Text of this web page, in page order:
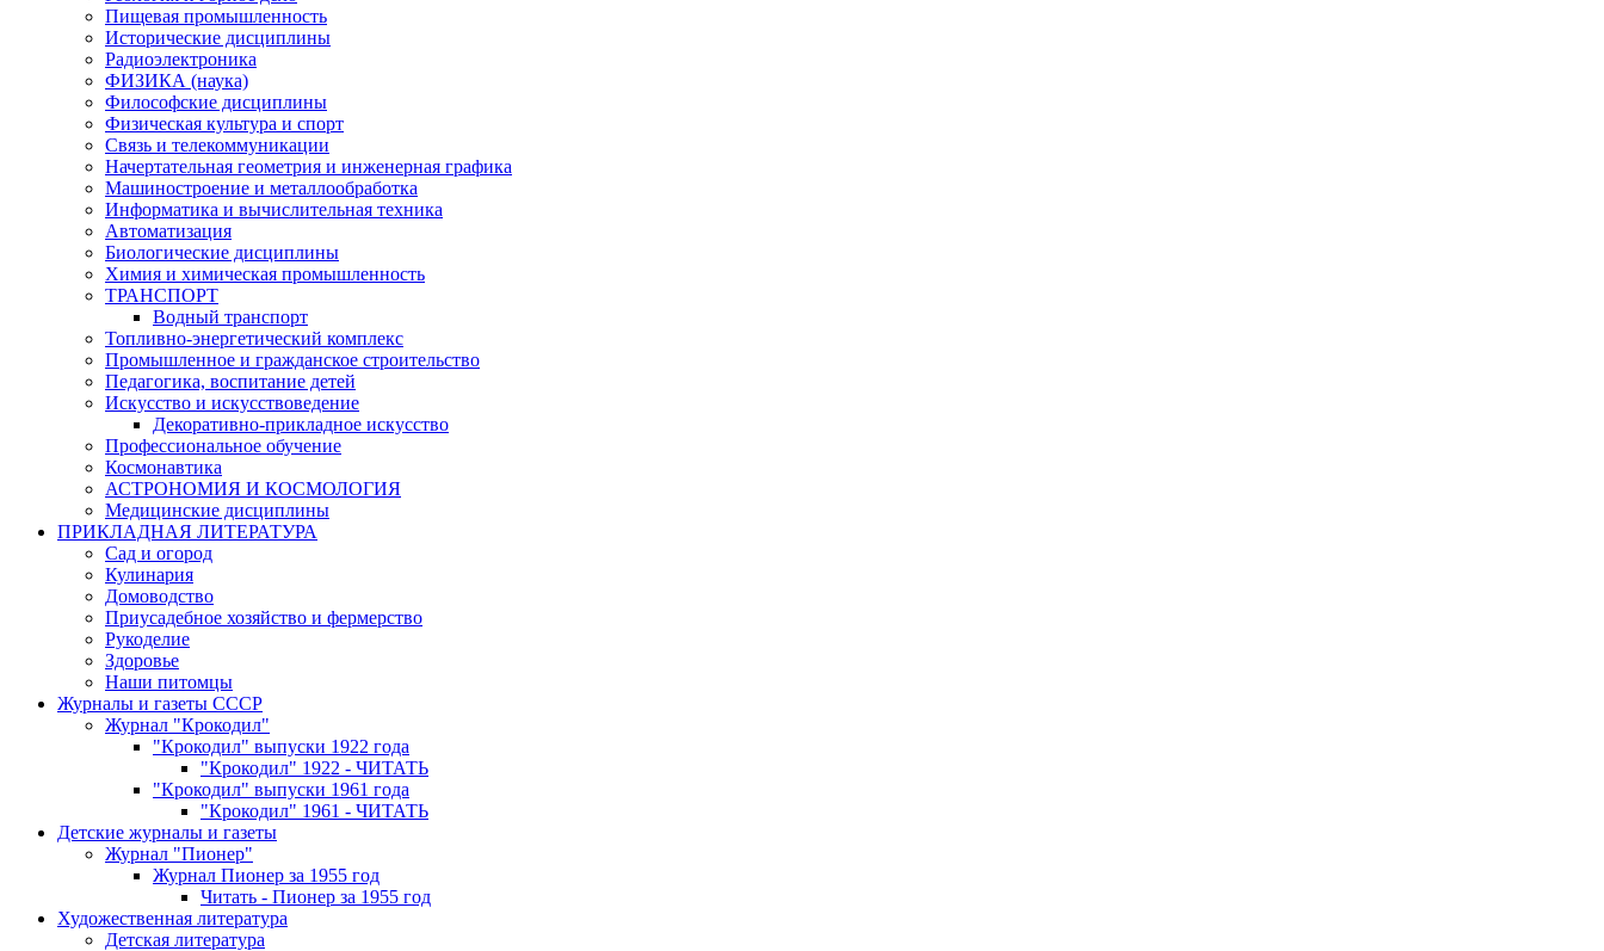
Пищевая промышленность
Исторические дисциплины
Радиоэлектроника
ФИЗИКА (наука)
Философские дисциплины
Физическая культура и спорт
Связь и телекоммуникации
Начертательная геометрия и инженерная графика
Машиностроение и металлообработка
Информатика и вычислительная техника
Автоматизация
Биологические дисциплины
Химия и химическая промышленность
ТРАНСПОРТ
Водный транспорт
Топливно-энергетический комплекс
Промышленное и гражданское строительство
Педагогика, воспитание детей
Искусство и искусствоведение
Декоративно-прикладное искусство
Профессиональное обучение
Космонавтика
АСТРОНОМИЯ И КОСМОЛОГИЯ
Медицинские дисциплины
ПРИКЛАДНАЯ ЛИТЕРАТУРА
Сад и огород
Кулинария
Домоводство
Приусадебное хозяйство и фермерство
Рукоделие
Здоровье
Наши питомцы
Журналы и газеты СССР
Журнал "Крокодил"
"Крокодил" выпуски 1922 года
"Крокодил" 1922 - ЧИТАТЬ
"Крокодил" выпуски 1961 года
"Крокодил" 1961 - ЧИТАТЬ
Детские журналы и газеты
Журнал "Пионер"
Журнал Пионер за 1955 год
Читать - Пионер за 1955 год
Художественная литература
Детская литература